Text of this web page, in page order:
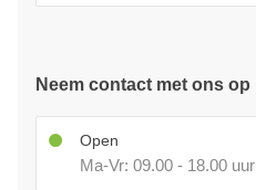
Neem contact met ons op
Open
Ma-Vr: 09.00 - 18.00 uur